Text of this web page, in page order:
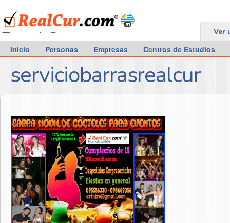
RealCur.com Ver
Inicio Personas Empresas Centros de Estudios
serviciobarrasrealcur